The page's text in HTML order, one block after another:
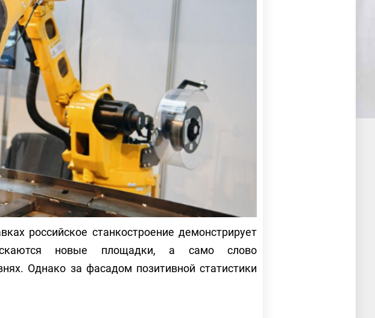
российское станкостроение демонстрирует
новые площадки, а само слово
Однако за фасадом позитивной статистики